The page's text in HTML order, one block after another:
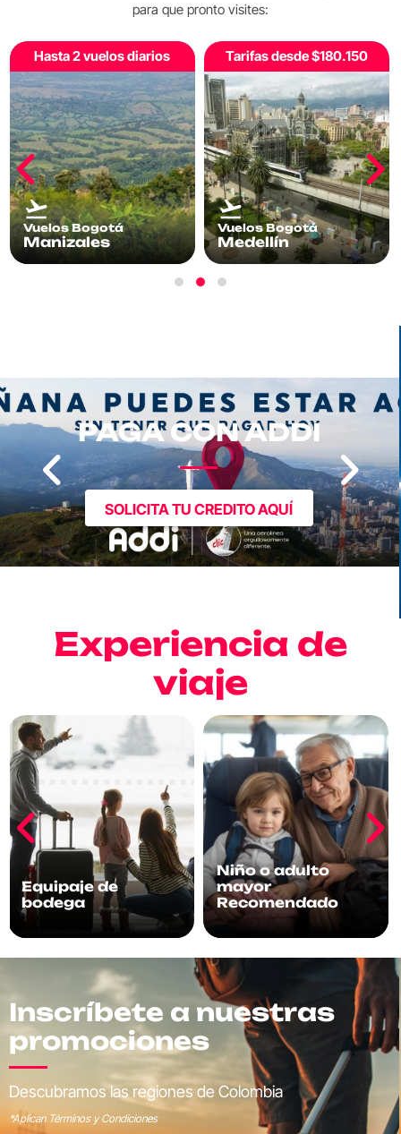
para que pronto visites:
Hasta 2 vuelos diarios
Vuelos Bogotá
Manizales
Tarifas desde $180.150
Vuelos Bogotá
Medellín
PAGA CON ADDI
SOLICITA TU CREDITO AQUÍ
Experiencia de
viaje
Equipaje de
bodega
Niño o adulto
mayor
Recomendado
Inscríbete a nuestras
promociones
Descubramos las regiones de Colombia
*Aplican Términos y Condiciones